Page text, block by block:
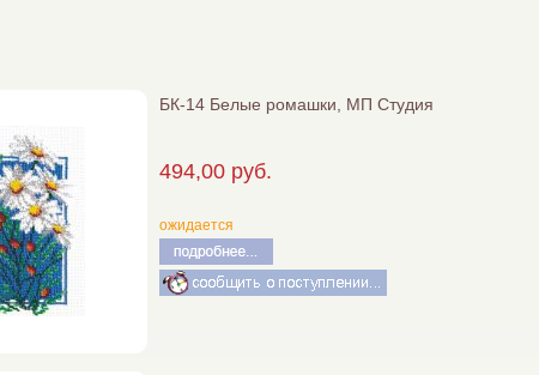
БК-14 Белые ромашки, МП Студия
494,00 руб.
ожидается